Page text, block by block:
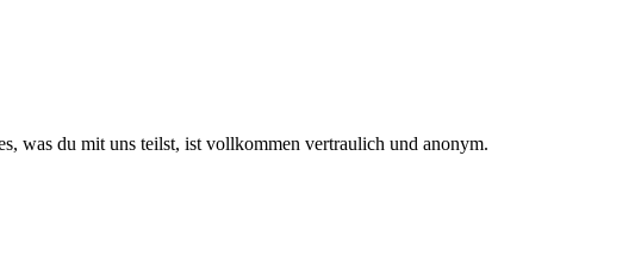
was du mit uns teilst, ist vollkommen vertraulich und anonym.